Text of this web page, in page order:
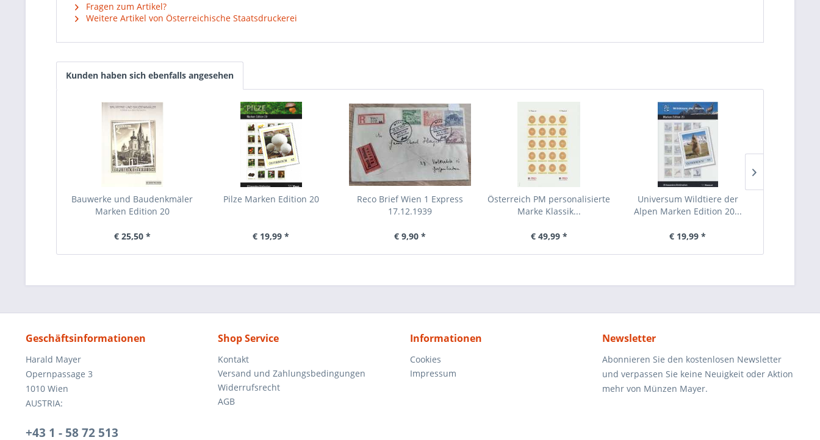
Fragen zum Artikel?
Weitere Artikel von Österreichische Staatsdruckerei
Kunden haben sich ebenfalls angesehen
Bauwerke und Baudenkmäler
Marken Edition 20
€ 25,50 *
Pilze Marken Edition 20
€ 19,99 *
Reco Brief Wien 1 Express
17.12.1939
€ 9,90 *
Österreich PM personalisierte
Marke Klassik...
€ 49,99 *
Universum Wildtiere der
Alpen Marken Edition 20...
€ 19,99 *
Geschäftsinformationen
Harald Mayer
Opernpassage 3
1010 Wien
AUSTRIA:
+43 1 - 58 72 513
Shop Service
Kontakt
Versand und Zahlungsbedingungen
Widerrufsrecht
AGB
Informationen
Cookies
Impressum
Newsletter
Abonnieren Sie den kostenlosen Newsletter
und verpassen Sie keine Neuigkeit oder Aktion
mehr von Münzen Mayer.